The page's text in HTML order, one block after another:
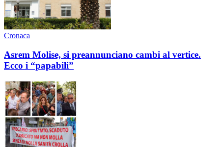
Cronaca
Asrem Molise, si preannunciano cambi al vertice.
Ecco i “papabili”